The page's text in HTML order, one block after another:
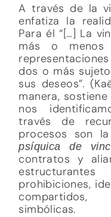
A través de la
enfatiza la
Para él “[…] La
más o menos
dos o más
sus deseos”.
manera,
nos
través de
procesos son
psíquica de
contratos y
prohibiciones,
simbólicas.